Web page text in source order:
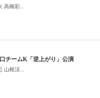
高橋彩...
チームK「逆上がり」公演
山根涼...